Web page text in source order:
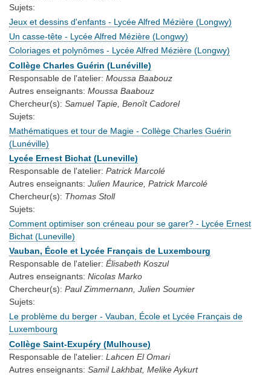
Sujets:
Jeux et dessins d'enfants - Lycée Alfred Mézière (Longwy)
Un casse-tête - Lycée Alfred Mézière (Longwy)
Coloriages et polynômes - Lycée Alfred Mézière (Longwy)
Collège Charles Guérin (Lunéville)
Responsable de l'atelier: Moussa Baabouz
Autres enseignants: Moussa Baabouz
Chercheur(s): Samuel Tapie, Benoît Cadorel
Sujets:
Mathématiques et tour de Magie - Collège Charles Guérin
(Lunéville)
Lycée Ernest Bichat (Luneville)
Responsable de l'atelier: Patrick Marcolé
Autres enseignants: Julien Maurice, Patrick Marcolé
Chercheur(s): Thomas Stoll
Sujets:
Comment optimiser son créneau pour se garer? - Lycée Ernest
Bichat (Luneville)
Vauban, École et Lycée Français de Luxembourg
Responsable de l'atelier: Élisabeth Koszul
Autres enseignants: Nicolas Marko
Chercheur(s): Paul Zimmernann, Julien Soumier
Sujets:
Le problème du berger - Vauban, École et Lycée Français de
Luxembourg
Collège Saint-Exupéry (Mulhouse)
Responsable de l'atelier: Lahcen El Omari
Autres enseignants: Samil Lakhbat, Melike Aykurt